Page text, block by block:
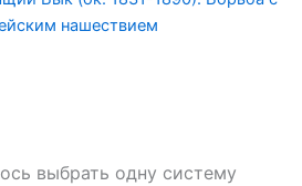
нашествием
выбрать одну систему